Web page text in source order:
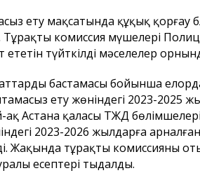
ету мақсатында құқық қорғау
комиссия мүшелері
түйткілді мәселелер
бастамасы бойынша
ету жөніндегі 2023-2025
Астана қаласы ТЖД
2023-2026 жылдарға
Жақында тұрақты комиссияның
есептері тыңдалды.